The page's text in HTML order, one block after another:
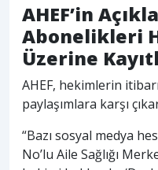
AHEF’in
Abonelikleri
Üzerine
AHEF, hekimlerin
paylaşımlara karşı
“Bazı sosyal medya
No’lu Aile Sağlığı